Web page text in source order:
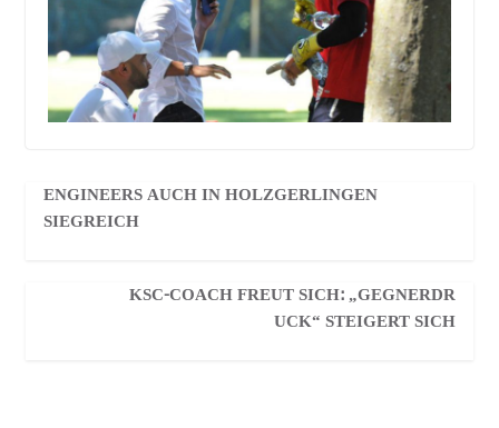
ENGINEERS AUCH IN HOLZGERLINGEN
SIEGREICH
KSC-COACH FREUT SICH: „GEGNERDR
UCK“ STEIGERT SICH